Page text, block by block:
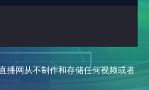
播网从不制作和存储任何视频或者